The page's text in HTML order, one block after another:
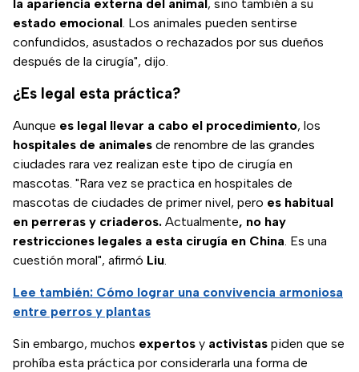
la apariencia externa del animal , sino también a su
estado emocional. Los animales pueden sentirse
confundidos, asustados o rechazados por sus dueños
después de la cirugía", dijo.
¿Es legal esta práctica?
Aunque es legal llevar a cabo el procedimiento, los
hospitales de animales de renombre de las grandes
ciudades rara vez realizan este tipo de cirugía en
mascotas. "Rara vez se practica en hospitales de
mascotas de ciudades de primer nivel, pero es habitual
en perreras y criaderos. Actualmente, no hay
restricciones legales a esta cirugía en China. Es una
cuestión moral", afirmó Liu.
Lee también: Cómo lograr una convivencia armoniosa
entre perros y plantas
Sin embargo, muchos expertos y activistas piden que se
prohíba esta práctica por considerarla una forma de